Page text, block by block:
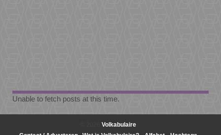
Unable to fetch posts at this time.
Volkabulaire